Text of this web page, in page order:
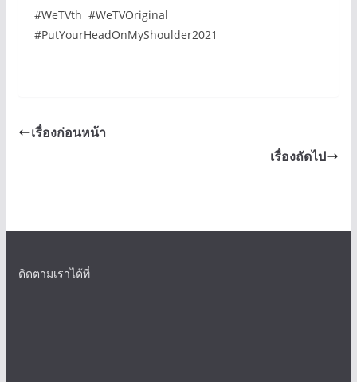
#WeTVth #WeTVOriginal
#PutYourHeadOnMyShoulder2021
เรื่องก่อนหน้า
เรื่องถัดไป
ติดตามเราได้ที่